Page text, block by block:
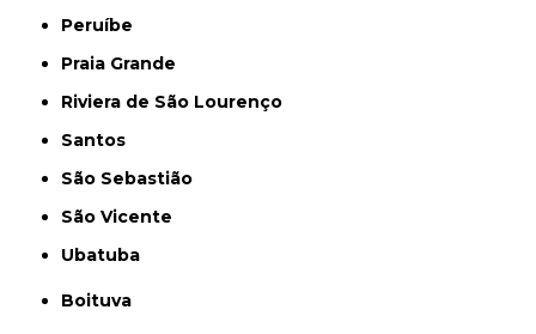
Peruíbe
Praia Grande
Riviera de São Lourenço
Santos
São Sebastião
São Vicente
Ubatuba
Boituva